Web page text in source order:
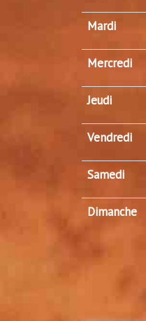
Mardi
Mercredi
Jeudi
Vendredi
Samedi
Dimanche